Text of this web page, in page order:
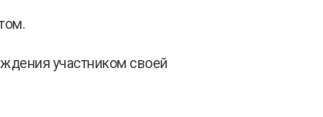
участником своей